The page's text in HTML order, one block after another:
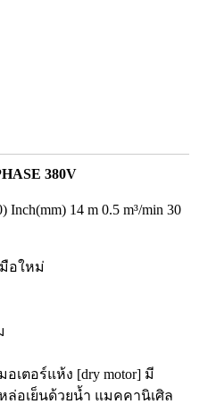
380V
14 m 0.5 m³/min 30
อใหม่
ตอร์แห้ง [dry motor] มี
ล่อเย็นด้วยน้ำ แมคคานิเศิล